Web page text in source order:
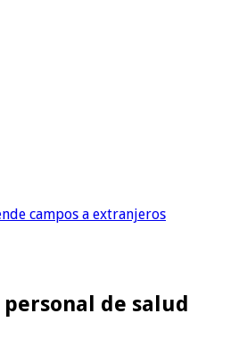
campos a extranjeros
personal de salud